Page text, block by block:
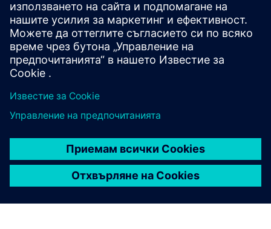
Допълнителна информация
Предпоставки
Няма